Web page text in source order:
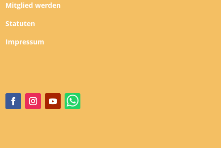
Mitglied werden
Statuten
Impressum